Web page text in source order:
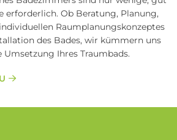
Ob Beratung, Planung,
Raumplanungskonzeptes
des Bades, wir kümmern uns
Ihres Traumbads.